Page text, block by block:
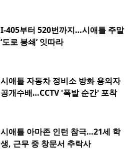
I-405부터 520번까지…시애틀 주말
‘도로 봉쇄’ 잇따라
시애틀 자동차 정비소 방화 용의자
공개수배…CCTV '폭발 순간' 포착
시애틀 아마존 인턴 참극…21세 학
생, 근무 중 창문서 추락사